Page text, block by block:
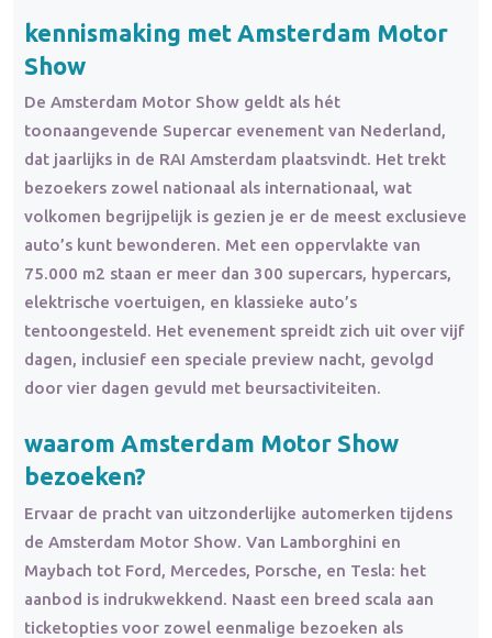
kennismaking met Amsterdam Motor
Show
De Amsterdam Motor Show geldt als hét
toonaangevende Supercar evenement van Nederland,
dat jaarlijks in de RAI Amsterdam plaatsvindt. Het trekt
bezoekers zowel nationaal als internationaal, wat
volkomen begrijpelijk is gezien je er de meest exclusieve
auto’s kunt bewonderen. Met een oppervlakte van
75.000 m2 staan er meer dan 300 supercars, hypercars,
elektrische voertuigen, en klassieke auto’s
tentoongesteld. Het evenement spreidt zich uit over vijf
dagen, inclusief een speciale preview nacht, gevolgd
door vier dagen gevuld met beursactiviteiten.
waarom Amsterdam Motor Show
bezoeken?
Ervaar de pracht van uitzonderlijke automerken tijdens
de Amsterdam Motor Show. Van Lamborghini en
Maybach tot Ford, Mercedes, Porsche, en Tesla: het
aanbod is indrukwekkend. Naast een breed scala aan
ticketopties voor zowel eenmalige bezoeken als